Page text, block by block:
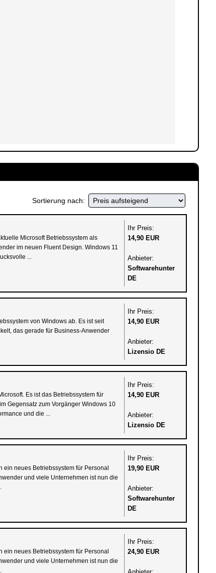
Sortierung nach:
Microsoft Betriebssystem als
im neuen Fluent Design. Windows 11
...
Ihr Preis:
14,90 EUR
Anbieter:
Softwarehunter
DE
von Windows ab. Es ist seit
das gerade für Business-Anwender
Ihr Preis:
14,90 EUR
Anbieter:
Lizensio DE
Es ist das Betriebssystem für
Gegensatz zum Vorgänger Windows 10
und die ...
Ihr Preis:
14,90 EUR
Anbieter:
Lizensio DE
neues Betriebssystem für Personal
und viele Unternehmen ist nun die
Ihr Preis:
19,90 EUR
Anbieter:
Softwarehunter
DE
neues Betriebssystem für Personal
und viele Unternehmen ist nun die
Ihr Preis:
24,90 EUR